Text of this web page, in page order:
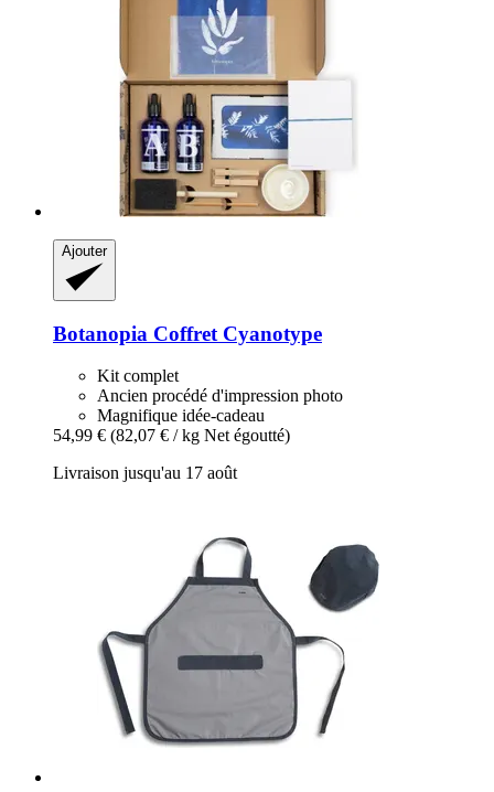
Ajouter
Botanopia Coffret Cyanotype
Kit complet
Ancien procédé d'impression photo
Magnifique idée-cadeau
54,99 € (82,07 € / kg Net égoutté)
Livraison jusqu'au 17 août